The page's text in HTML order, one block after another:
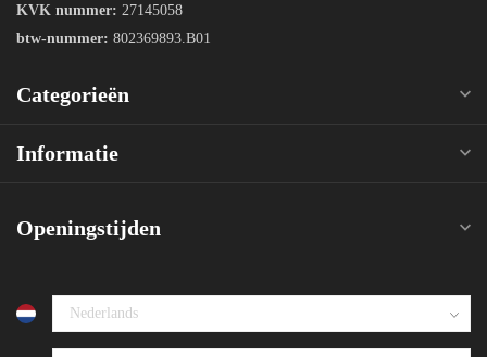
KVK nummer: 27145058
btw-nummer: 802369893.B01
Categorieën
Informatie
Openingstijden